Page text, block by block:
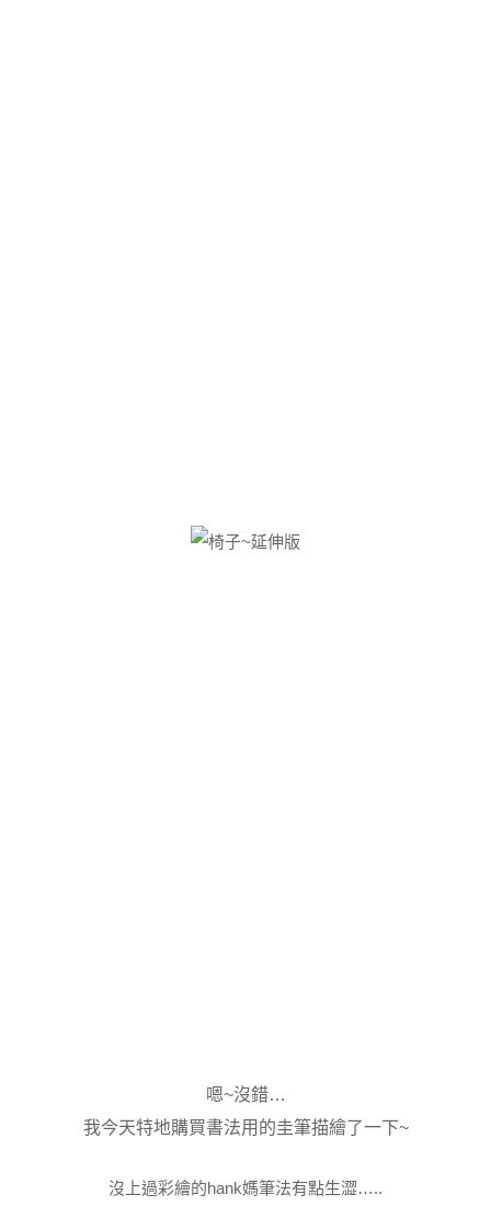
嗯~沒錯…
我今天特地購買書法用的圭筆描繪了一下~
沒上過彩繪的hank媽筆法有點生澀…..